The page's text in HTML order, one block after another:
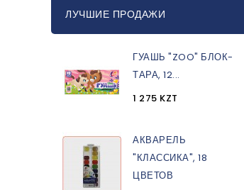
ЛУЧШИЕ ПРОДАЖИ
ГУАШЬ "ZOO" БЛОК-
ТАРА, 12...
1 275 KZT
АКВАРЕЛЬ
"КЛАССИКА", 18
ЦВЕТОВ